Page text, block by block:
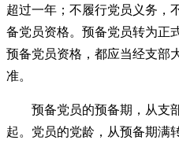
超过一年；不履行党员义务，
备党员资格。预备党员转为正
预备党员资格，都应当经支部
准。
预备党员的预备期，从支
起。党员的党龄，从预备期满